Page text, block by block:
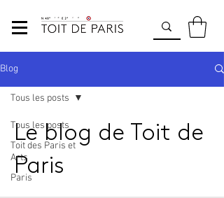
Blog
Tous les posts
Toit des Paris et
Arts
Paris
Tous les posts
Le blog de Toit de
Paris